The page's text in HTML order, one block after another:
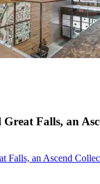
Falls, an
Falls, an Ascend